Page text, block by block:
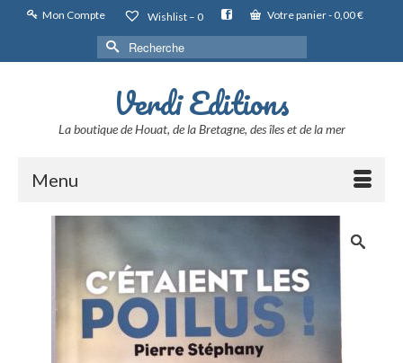
Mon Compte Wishlist – 0 Votre panier- 0,00€
Rechercher :
Verdi Editions
La boutique de Houat, de la Bretagne, des îles et de la mer
Menu